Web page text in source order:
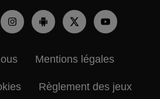
Mentions légales
Règlement des jeux